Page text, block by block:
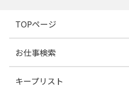
TOPページ
お仕事検索
キープリスト